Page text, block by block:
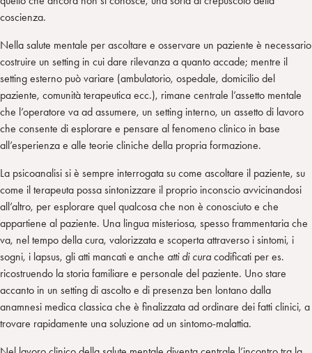
coscienza.
Nella salute mentale per ascoltare e osservare un paziente è necessario
costruire un setting in cui dare rilevanza a quanto accade; mentre il
setting esterno può variare (ambulatorio, ospedale, domicilio del
paziente, comunità terapeutica ecc.), rimane centrale l’assetto mentale
che l’operatore va ad assumere, un setting interno, un assetto di lavoro
che consente di esplorare e pensare al fenomeno clinico in base
all’esperienza e alle teorie cliniche della propria formazione.
La psicoanalisi si è sempre interrogata su come ascoltare il paziente, su
come il terapeuta possa sintonizzare il proprio inconscio avvicinandosi
all’altro, per esplorare quel qualcosa che non è conosciuto e che
appartiene al paziente. Una lingua misteriosa, spesso frammentaria che
va, nel tempo della cura, valorizzata e scoperta attraverso i sintomi, i
sogni, i lapsus, gli atti mancati e anche atti di curacodificati per es.
ricostruendo la storia familiare e personale del paziente. Uno stare
accanto in un setting di ascolto e di presenza ben lontano dalla
anamnesi medica classica che è finalizzata ad ordinare dei fatti clinici, a
trovare rapidamente una soluzione ad un sintomo-malattia.